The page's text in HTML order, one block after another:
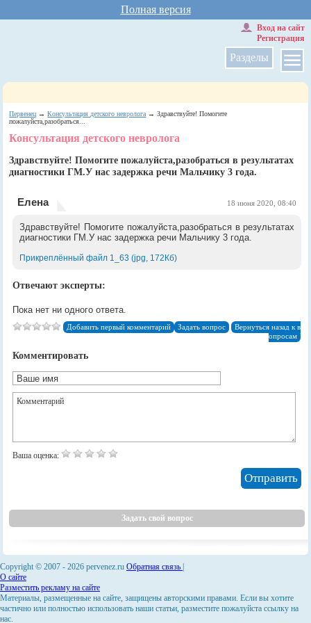
Полная версия
Разделы
Вход на сайт
Регистрация
Первенец →Консультация детского невролога → Здравствуйте! Помогите
пожалуйста,разобраться...
Консультация детского невролога
Здравствуйте! Помогите пожалуйста,разобраться в результатах
диагностики ГМ.У нас задержка речи Мальчику 3 года.
Елена 18 июня 2020, 08:40
Здравствуйте! Помогите пожалуйста,разобраться в результатах
диагностики ГМ.У нас задержка речи Мальчику 3 года.
Прикреплённый файл 1_63 (jpg, 172Кб)
Отвечают эксперты:
Пока нет ни одного ответа.
Добавить первый комментарий Задать вопрос
Вернуться назад к в
опросам
Комментировать
Ваша оценка:
Задать свой вопрос
Copyright © 2007 - 2026 pervenez.ru Обратная связь
О сайте
Разместить рекламу на сайте
Материалы, размещенные на сайте, защищены авторскими правами. Если вы хотите
частично или полностью использовать наши статьи, разместите пожалуйста ссылку на
нас.